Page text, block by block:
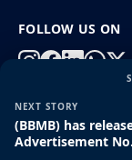
NEXT STORY
(BBMB) has
Advertisement
FOLLOW US ON
© 2026
| Terms and